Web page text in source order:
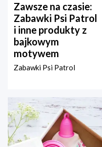
Zawsze na czasie:
Zabawki Psi Patrol
i inne produkty z
bajkowym
motywem
Zabawki Psi Patrol